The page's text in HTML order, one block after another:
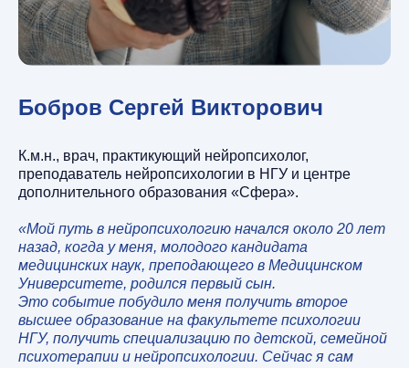
Бобров Сергей Викторович
К.м.н., врач, практикующий нейропсихолог,
преподаватель нейропсихологии в НГУ и центре
дополнительного образования «Сфера».
«Мой путь в нейропсихологию начался около 20 лет
назад, когда у меня, молодого кандидата
медицинских наук, преподающего в Медицинском
Университете, родился первый сын.
Это событие побудило меня получить второе
высшее образование на факультете психологии
НГУ, получить специализацию по детской, семейной
психотерапии и нейропсихологии. Сейчас я сам